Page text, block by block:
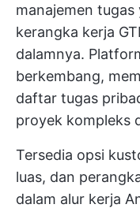
manajemen
kerangka kerja
dalamnya.
berkembang,
daftar tugas
proyek kompleks
Tersedia opsi
luas, dan
dalam alur kerja